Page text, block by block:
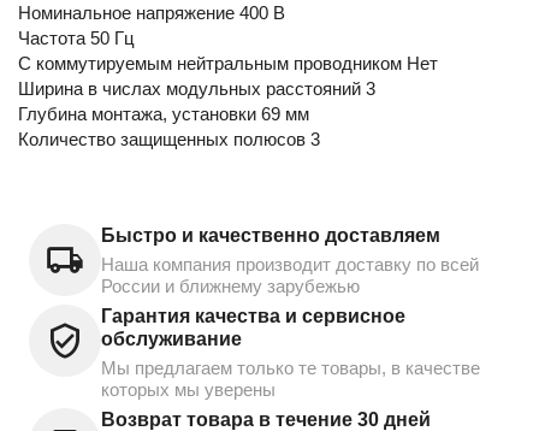
Номинальное напряжение 400 В
Частота 50 Гц
С коммутируемым нейтральным проводником Нет
Ширина в числах модульных расстояний 3
Глубина монтажа, установки 69 мм
Количество защищенных полюсов 3
Быстро и качественно доставляем
Наша компания производит доставку по всей
России и ближнему зарубежью
Гарантия качества и сервисное
обслуживание
Мы предлагаем только те товары, в качестве
которых мы уверены
Возврат товара в течение 30 дней